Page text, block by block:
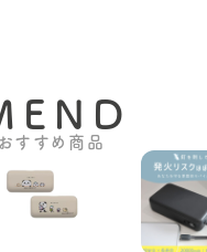
すすめ商品